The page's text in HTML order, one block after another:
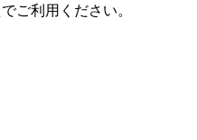
ご利用ください。